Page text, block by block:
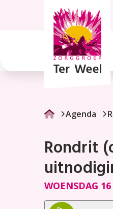
Rondrit
uitnodiging)
Agenda
Rondrit
WOENSDAG